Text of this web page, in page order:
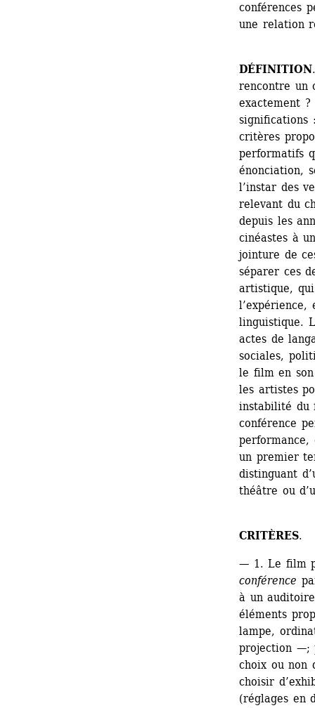
conférences
une relation
DÉFINITION
rencontre un
exactement
significations
critères
performatifs
énonciation,
l’instar des
relevant du
depuis les
cinéastes à
jointure de
séparer ces
artistique,
l’expérience,
linguistique.
actes de
sociales,
le film en
les artistes
instabilité du
conférence
performance,
un premier
distinguant
théâtre ou
CRITÈRES.
— 1. Le film
conférence
à un
éléments
lampe,
projection —;
choix ou non
choisir
(réglages en